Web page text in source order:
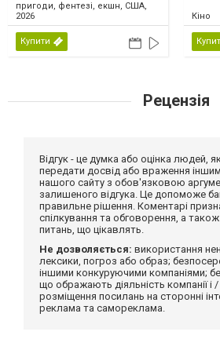
пригоди, фентезі, екшн, США,
2026
Купити
Кіно
Рецензія
Відгук - це думка або оцінка людей,
передати досвід або враження
нашого сайту з обов'язковою
залишеного відгука. Це допоможе
правильне рішення. Коментарі
спілкування та обговорення, а
питань, що цікавлять.
Не дозволяється: використання
лексики, погроз або образ;
іншими конкуруючими компаніями;
що ображають діяльність компанії і /
розміщення посилань на сторонні
реклама та самореклама.